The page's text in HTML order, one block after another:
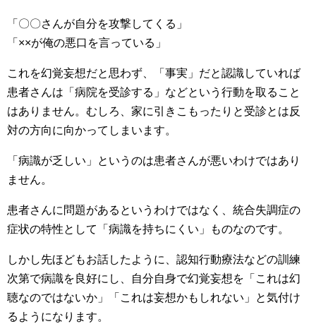
「〇〇さんが自分を攻撃してくる」
「××が俺の悪口を言っている」
これを幻覚妄想だと思わず、「事実」だと認識していれば
患者さんは「病院を受診する」などという行動を取ること
はありません。むしろ、家に引きこもったりと受診とは反
対の方向に向かってしまいます。
「病識が乏しい」というのは患者さんが悪いわけではあり
ません。
患者さんに問題があるというわけではなく、統合失調症の
症状の特性として「病識を持ちにくい」ものなのです。
しかし先ほどもお話したように、認知行動療法などの訓練
次第で病識を良好にし、自分自身で幻覚妄想を「これは幻
聴なのではないか」「これは妄想かもしれない」と気付け
るようになります。